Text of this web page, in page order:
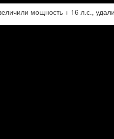
мощность + 16 л.с.,